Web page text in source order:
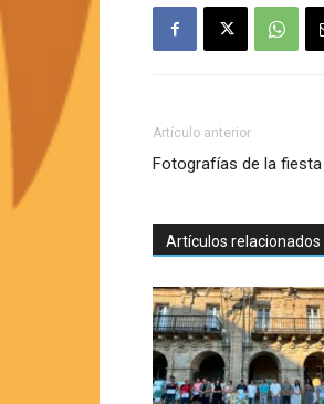
Artículo anterior
Fotografías de la
Artículos relacionados